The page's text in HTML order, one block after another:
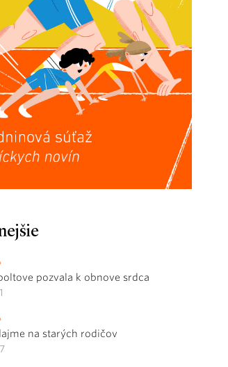
pozvala k obnove srdca
na starých rodičov